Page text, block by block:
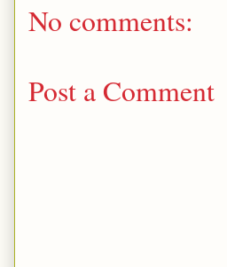
No comments:
Post a Comment